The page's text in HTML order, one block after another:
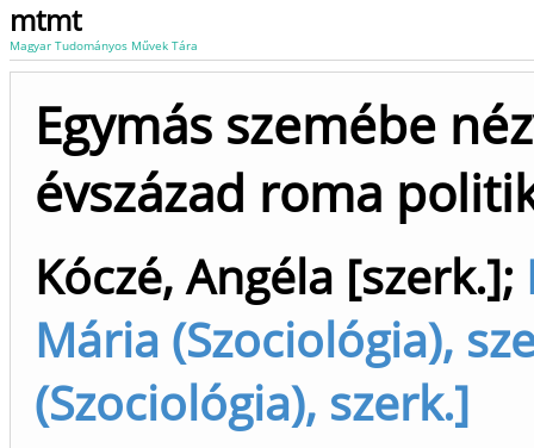
mtmt
Magyar Tudományos Művek Tára
Egymás szemébe
évszázad roma
Kóczé, Angéla [szerk.];
Mária (Szociológia),
(Szociológia), szerk.]